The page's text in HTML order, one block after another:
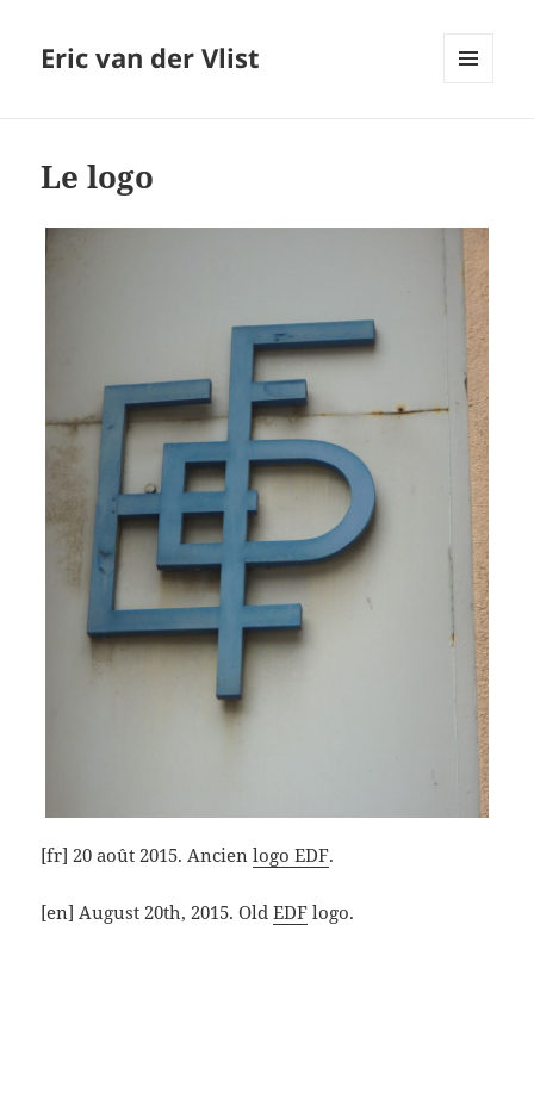
Eric van der Vlist
Le logo
[fr] 20 août 2015. Ancienlogo EDF.
[en] August 20th, 2015. OldEDF logo.